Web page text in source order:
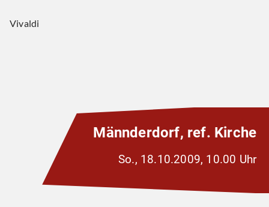
Vivaldi
Männderdorf, ref. Kirche
So., 18.10.2009, 10.00 Uhr